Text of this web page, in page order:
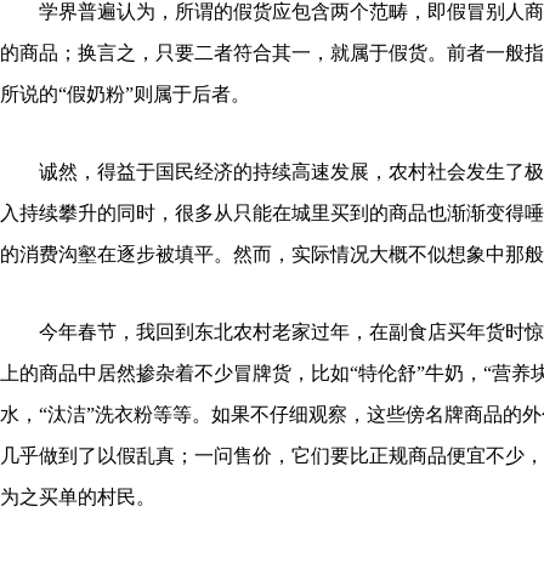
学界普遍认为，所谓的假货应包含两个范畴，即假冒别人
的商品；换言之，只要二者符合其一，就属于假货。前者一般
所说的“假奶粉”则属于后者。
诚然，得益于国民经济的持续高速发展，农村社会发生了
入持续攀升的同时，很多从只能在城里买到的商品也渐渐变得
的消费沟壑在逐步被填平。然而，实际情况大概不似想象中那
今年春节，我回到东北农村老家过年，在副食店买年货时
上的商品中居然掺杂着不少冒牌货，比如“特伦舒”牛奶，“营养
水，“汰洁”洗衣粉等等。如果不仔细观察，这些傍名牌商品的
几乎做到了以假乱真；一问售价，它们要比正规商品便宜不少
为之买单的村民。